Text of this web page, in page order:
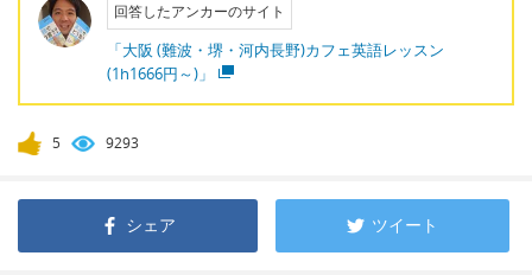
回答したアンカーのサイト
「大阪 (難波・堺・河内長野)カフェ英語レッスン
(1h1666円～)」
5 9293
シェア ツイート